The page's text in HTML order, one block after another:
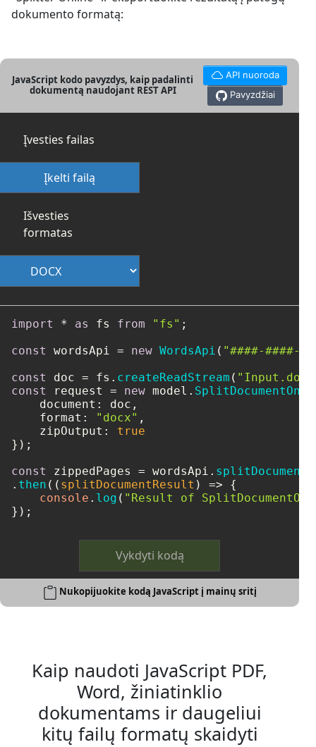
dokumento formatą:
JavaScript kodo pavyzdys, kaip padalinti
dokumentą naudojant REST API
API nuoroda
Pavyzdžiai
Įvesties failas
Įkelti failą
Išvesties
formatas
import * as fs from "fs" ;
const
wordsApi = new WordsApi ( "####-####-
const
doc = fs. createReadStream (
const
request = new model.
document : doc,
format : "docx" ,
zipOutput : true
});
const
zippedPages = wordsApi.
. then ( ( splitDocumentResult ) => {
console . log ( "Result of
});
Vykdyti kodą
Nukopijuokite kodą JavaScript į mainų sritį
Kaip naudoti JavaScript PDF,
Word, žiniatinklio
dokumentams ir daugeliui
kitų failų formatų skaidyti